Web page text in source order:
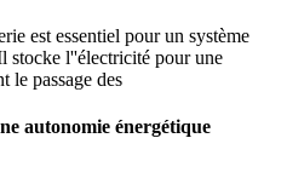
est essentiel pour un système
stocke l''électricité pour une
le passage des
autonomie énergétique